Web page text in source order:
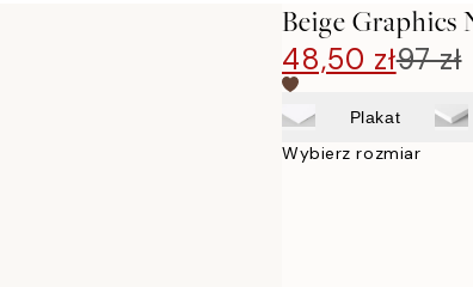
Beige Graphics
48,50 zł97 zł
Plakat
Wybierz rozmiar